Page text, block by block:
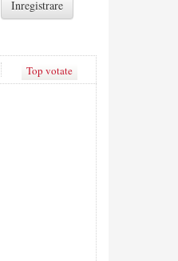
Top votate